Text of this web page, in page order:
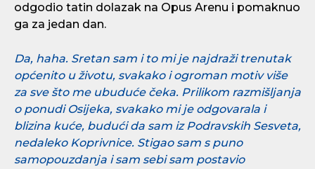
odgodio tatin dolazak na Opus Arenu i pomaknuo
ga za jedan dan.
Da, haha. Sretan sam i to mi je najdraži trenutak
općenito u životu, svakako i ogroman motiv više
za sve što me ubuduće čeka. Prilikom razmišljanja
o ponudi Osijeka, svakako mi je odgovarala i
blizina kuće, budući da sam iz Podravskih Sesveta,
nedaleko Koprivnice. Stigao sam s puno
samopouzdanja i sam sebi sam postavio